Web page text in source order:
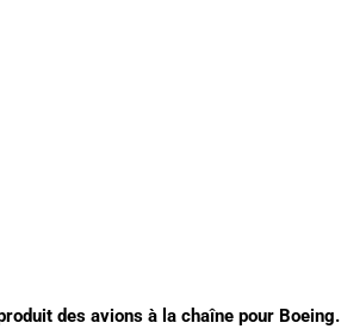
des avions à la chaîne pour Boeing.